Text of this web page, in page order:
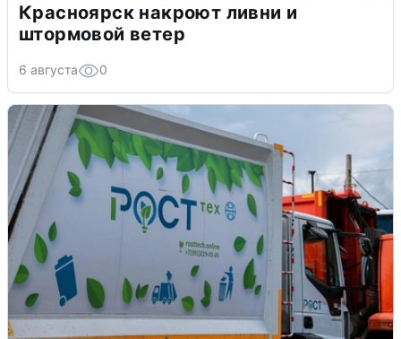
Красноярск накроют ливни и
штормовой ветер
6 августа 0